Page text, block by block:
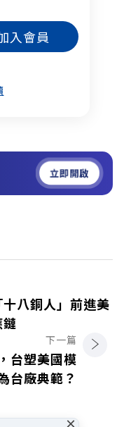
入會員
立即開啟
八銅人」前進美
下一篇
台塑美國模
台廠典範？